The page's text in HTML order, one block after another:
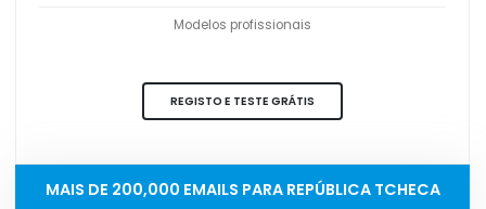
Modelos profissionais
REGISTO E TESTE GRÁTIS
MAIS DE 200,000 EMAILS PARA REPÚBLICA TCHECA